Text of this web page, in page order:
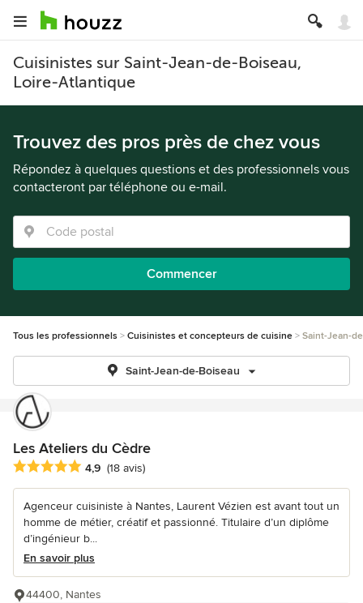
Cuisinistes sur Saint-Jean-de-Boiseau,
Loire-Atlantique
Trouvez des pros près de chez vous
Répondez à quelques questions et des professionnels vous
contacteront par téléphone ou e-mail.
Commencer
Tous les professionnels Cuisinistes et concepteurs de cuisine Saint-Jean-
Saint-Jean-de-Boiseau
Les Ateliers du Cèdre
Note moyenne : 4.9 étoiles sur 5
4,9 (18 avis)
Agenceur cuisiniste à Nantes, Laurent Vézien est avant tout un
homme de métier, créatif et passionné. Titulaire d’un diplôme
d’ingénieur b...
En savoir plus
44400, Nantes